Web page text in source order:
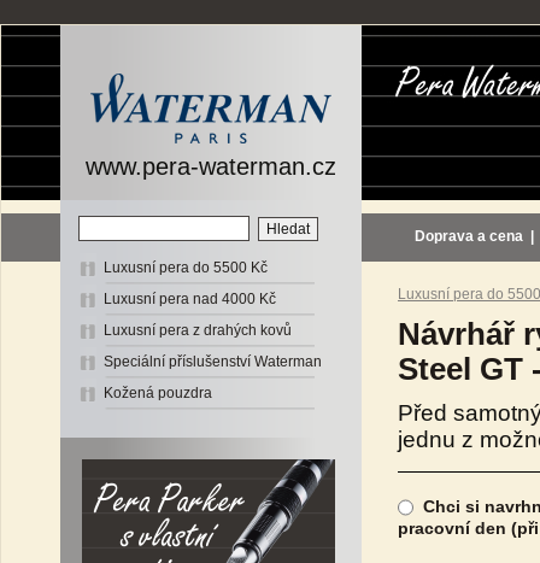
www.pera-waterman.cz
Luxusní pera do 5500 Kč
Luxusní pera nad 4000 Kč
Luxusní pera z drahých kovů
Speciální příslušenství Waterman
Kožená pouzdra
Doprava a cena
Luxusní pera do
Návrhář
Steel GT
Před
jednu z
Chci si
pracovní den